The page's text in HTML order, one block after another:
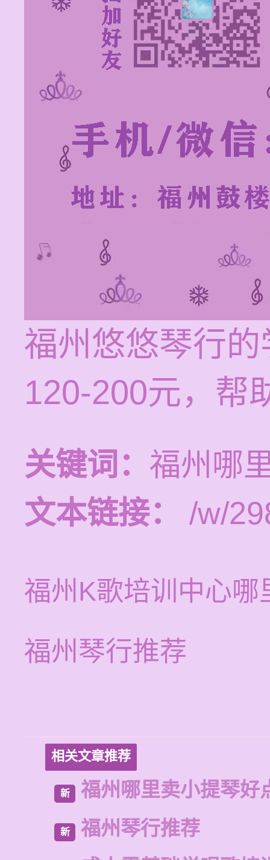
福州悠悠琴行
120-200元，帮
关键词： 福州哪
文本链接：
/w/
福州K歌培训中心哪
福州琴行推荐
相关文章推荐
新 福州哪里卖小提琴好
新
福州琴行推荐